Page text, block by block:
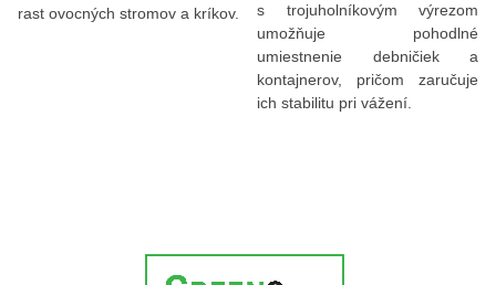
rast ovocných stromov a kríkov.
s trojuholníkovým výrezom
umožňuje pohodlné
umiestnenie debničiek a
kontajnerov, pričom zaručuje
ich stabilitu pri vážení.